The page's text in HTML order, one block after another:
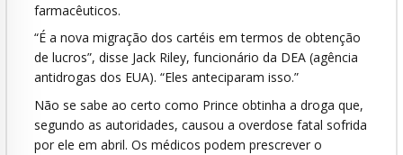
farmacêuticos.
“É a nova migração dos cartéis em termos de obtenção
de lucros”, disse Jack Riley, funcionário da DEA (agência
antidrogas dos EUA). “Eles anteciparam isso.”
Não se sabe ao certo como Prince obtinha a droga que,
segundo as autoridades, causou a overdose fatal sofrida
por ele em abril. Os médicos podem prescrever o